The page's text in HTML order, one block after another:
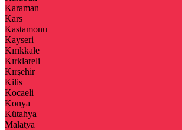
Karaman
Kars
Kastamonu
Kayseri
Kırıkkale
Kırklareli
Kırşehir
Kilis
Kocaeli
Konya
Kütahya
Malatya